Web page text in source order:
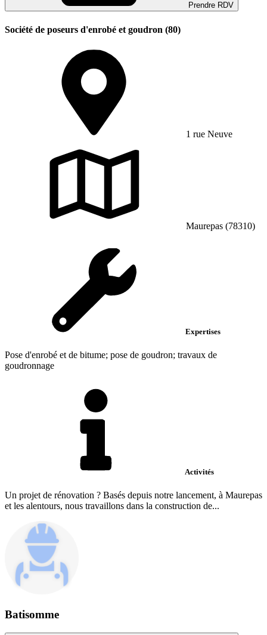
Prendre RDV
Société de poseurs d'enrobé et goudron (80)
1 rue Neuve
Maurepas (78310)
Expertises
Pose d'enrobé et de bitume; pose de goudron; travaux de
goudronnage
Activités
Un projet de rénovation ? Basés depuis notre lancement, à Maurepas
et les alentours, nous travaillons dans la construction de...
Batisomme